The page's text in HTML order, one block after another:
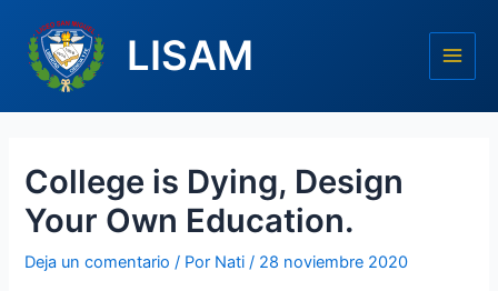
LISAM
College is Dying, Design
Your Own Education.
Deja un comentario / Por Nati/ 28 noviembre 2020